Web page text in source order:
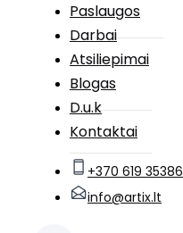
Paslaugos
Darbai
Atsiliepimai
Blogas
D.u.k
Kontaktai
+370 619 35386
info@artix.lt